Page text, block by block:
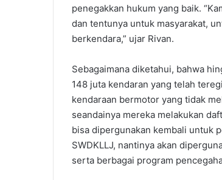
penegakkan hukum yang baik.
dan tentunya untuk masyarakat,
berkendara,” ujar Rivan.
Sebagaimana diketahui, bahwa
148 juta kendaran yang telah
kendaraan bermotor yang tidak
seandainya mereka melakukan
bisa dipergunakan kembali untuk
SWDKLLJ, nantinya akan
serta berbagai program